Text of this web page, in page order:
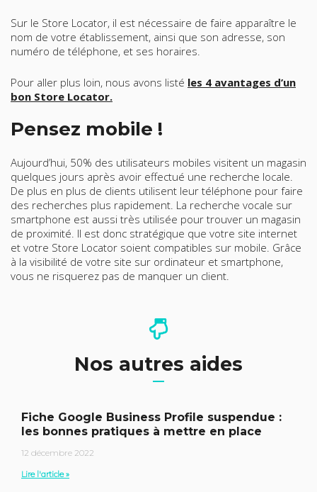
Sur le Store Locator, il est nécessaire de faire apparaître le
nom de votre établissement, ainsi que son adresse, son
numéro de téléphone, et ses horaires.
Pour aller plus loin, nous avons listé les 4 avantages d’un
bon Store Locator.
Pensez mobile !
Aujourd’hui, 50% des utilisateurs mobiles visitent un magasin
quelques jours après avoir effectué une recherche locale.
De plus en plus de clients utilisent leur téléphone pour faire
des recherches plus rapidement. La recherche vocale sur
smartphone est aussi très utilisée pour trouver un magasin
de proximité. Il est donc stratégique que votre site internet
et votre Store Locator soient compatibles sur mobile. Grâce
à la visibilité de votre site sur ordinateur et smartphone,
vous ne risquerez pas de manquer un client.
Nos autres aides
Fiche Google Business Profile suspendue :
les bonnes pratiques à mettre en place
12 décembre 2022
Lire l'article »